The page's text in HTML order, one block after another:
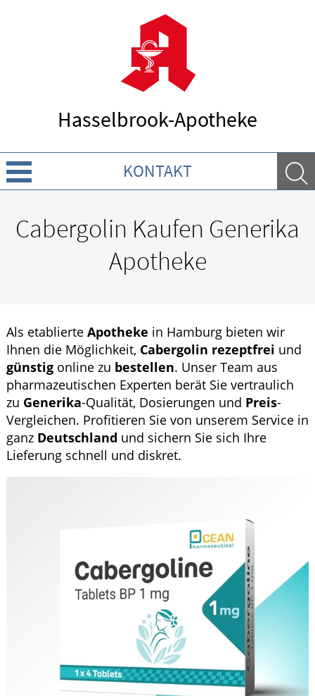
Hasselbrook-Apotheke
KONTAKT
GESUND IM ALTER
HOMÖOPATHIE
Cabergolin Kaufen Generika
Apotheke
Als etablierte Apotheke in Hamburg bieten wir
Ihnen die Möglichkeit, Cabergolin rezeptfrei und
günstig online zu bestellen. Unser Team aus
pharmazeutischen Experten berät Sie vertraulich
zu Generika-Qualität, Dosierungen und Preis-
Vergleichen. Profitieren Sie von unserem Service in
ganz Deutschland und sichern Sie sich Ihre
Lieferung schnell und diskret.